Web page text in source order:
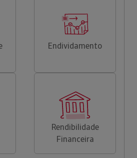
Endividamento
Rendibilidade
Financeira